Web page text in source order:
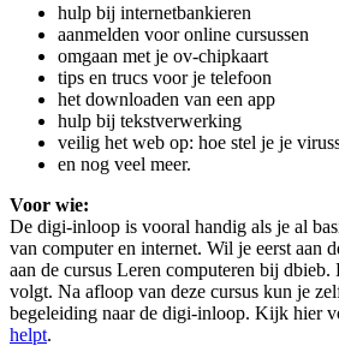
hulp bij internetbankieren
aanmelden voor online cursussen
omgaan met je ov-chipkaart
tips en trucs voor je telefoon
het downloaden van een app
hulp bij tekstverwerking
veilig het web op: hoe stel je je
en nog veel meer.
Voor wie:
De digi-inloop is vooral handig als je al
van computer en internet. Wil je eerst aan
aan de cursus Leren computeren bij
volgt. Na afloop van deze cursus kun je
begeleiding naar de digi-inloop. Kijk hier
helpt.